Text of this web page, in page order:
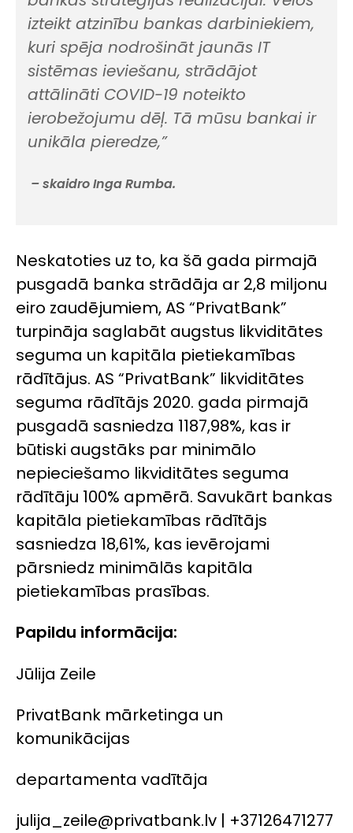
izteikt atzinību bankas darbiniekiem,
kuri spēja nodrošināt jaunās IT
sistēmas ieviešanu, strādājot
attālināti COVID-19 noteikto
ierobežojumu dēļ. Tā mūsu bankai ir
unikāla pieredze,”
– skaidro Inga Rumba.
Neskatoties uz to, ka šā gada pirmajā
pusgadā banka strādāja ar 2,8 miljonu
eiro zaudējumiem, AS “PrivatBank”
turpināja saglabāt augstus likviditātes
seguma un kapitāla pietiekamības
rādītājus. AS “PrivatBank” likviditātes
seguma rādītājs 2020. gada pirmajā
pusgadā sasniedza 1187,98%, kas ir
būtiski augstāks par minimālo
nepieciešamo likviditātes seguma
rādītāju 100% apmērā. Savukārt bankas
kapitāla pietiekamības rādītājs
sasniedza 18,61%, kas ievērojami
pārsniedz minimālās kapitāla
pietiekamības prasības.
Papildu informācija:
Jūlija Zeile
PrivatBank mārketinga un
komunikācijas
departamenta vadītāja
julija_zeile@privatbank.lv | +37126471277